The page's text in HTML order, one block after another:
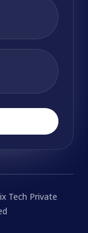
Tech Private